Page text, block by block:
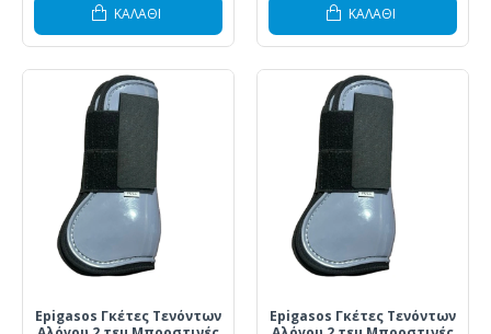
ΚΑΛΆΘΙ ΚΑΛΆΘΙ
Epigasos Γκέτες Τενόντων
Epigasos Γκέτες Τενόντων